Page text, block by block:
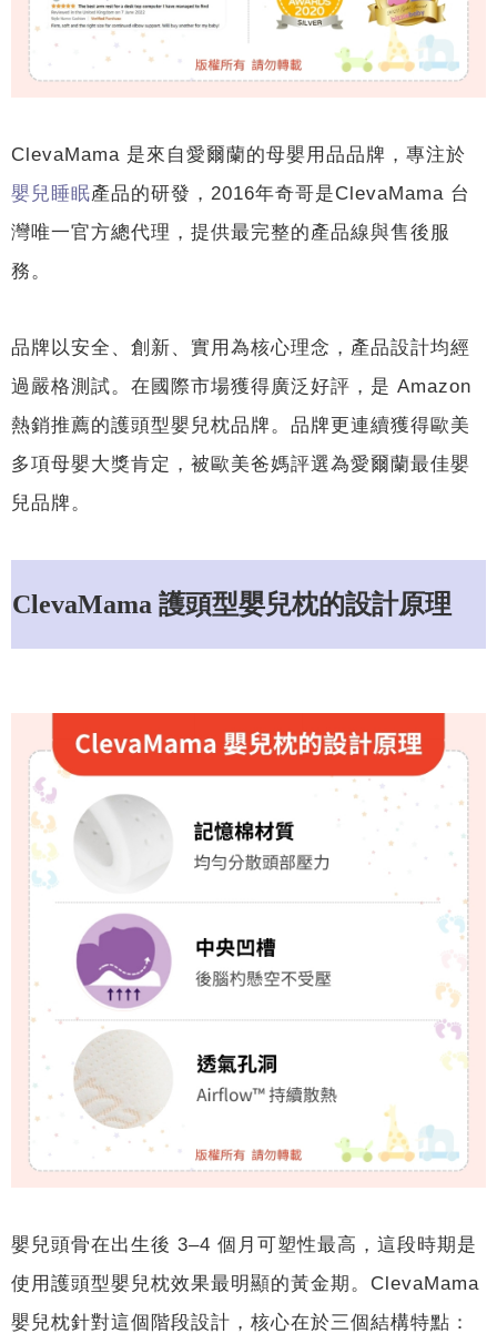
ClevaMama 是來自愛爾蘭的母嬰用品品牌，專注於
嬰兒睡眠產品的研發，2016年奇哥是ClevaMama 台
灣唯一官方總代理，提供最完整的產品線與售後服
務。
品牌以安全、創新、實用為核心理念，產品設計均經
過嚴格測試。在國際市場獲得廣泛好評，是 Amazon
熱銷推薦的護頭型嬰兒枕品牌。品牌更連續獲得歐美
多項母嬰大獎肯定，被歐美爸媽評選為愛爾蘭最佳嬰
兒品牌。
ClevaMama 護頭型嬰兒枕的設計原理
嬰兒頭骨在出生後 3–4 個月可塑性最高，這段時期是
使用護頭型嬰兒枕效果最明顯的黃金期。ClevaMama
嬰兒枕針對這個階段設計，核心在於三個結構特點：